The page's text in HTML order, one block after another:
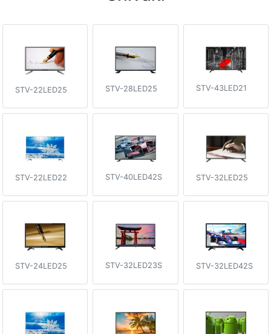
STV-22LED25 STV-28LED25 STV-43LED21
STV-22LED22 STV-40LED42S STV-32LED25
STV-24LED25 STV-32LED23S STV-32LED42S